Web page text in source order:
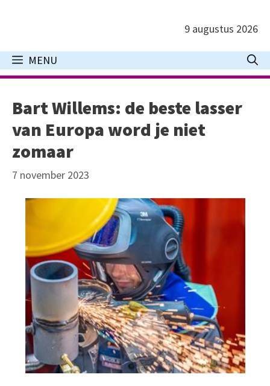
inhoud
9 augustus 2026
MENU
Bart Willems: de beste lasser
van Europa word je niet
zomaar
7 november 2023